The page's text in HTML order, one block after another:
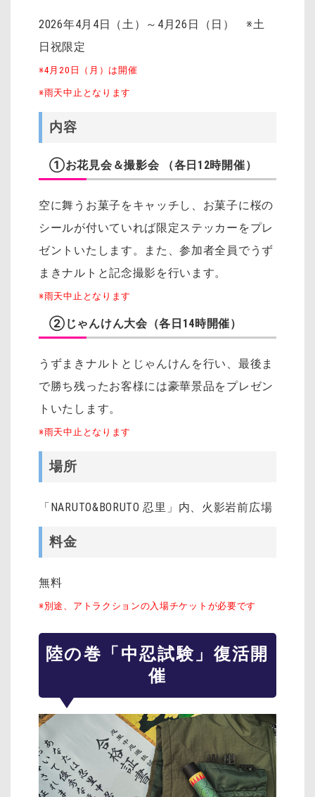
2026年4月4日（土）～4月26日（日） ※土
日祝限定
※4月20日（月）は開催
※雨天中止となります
内容
①お花見会＆撮影会 （各日12時開催）
空に舞うお菓子をキャッチし、お菓子に桜の
シールが付いていれば限定ステッカーをプレ
ゼントいたします。また、参加者全員でうず
まきナルトと記念撮影を行います。
※雨天中止となります
②じゃんけん大会（各日14時開催）
うずまきナルトとじゃんけんを行い、最後ま
で勝ち残ったお客様には豪華景品をプレゼン
トいたします。
※雨天中止となります
場所
「NARUTO&BORUTO 忍里」内、火影岩前広場
料金
無料
※別途、アトラクションの入場チケットが必要です
陸の巻「中忍試験」復活開
催